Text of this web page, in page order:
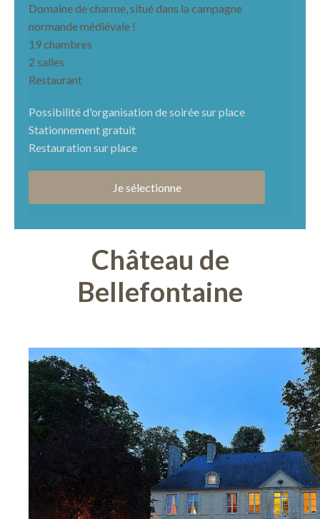
Domaine de charme, situé dans la campagne
normande médiévale !
19 chambres
2 salles
Restaurant
Possibilité d'organisation de soirée sur place
Stationnement gratuit
Restauration sur place
Je sélectionne
Château de
Bellefontaine